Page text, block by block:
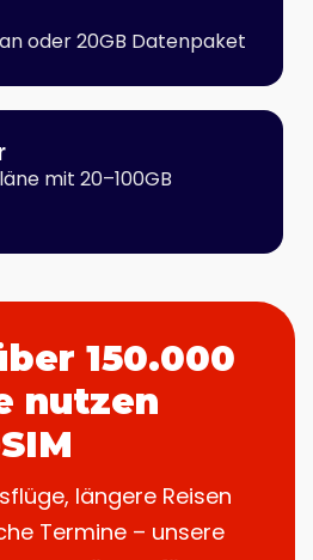
oder 20GB Datenpaket
mit 20–100GB
150.000
nutzen
längere Reisen
Termine – unsere